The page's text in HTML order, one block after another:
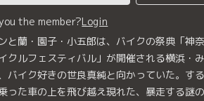
the member?Login
と蘭・園子・小五郎は、バイクの祭典「神
クルフェスティバル」が開催される横浜・
バイク好きの世良真純と向かっていた。す
った車の上を飛び越え現れた、暴走する謎